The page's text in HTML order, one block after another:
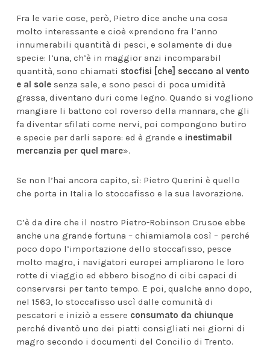
Fra le varie cose, però, Pietro dice anche una cosa
molto interessante e cioè «prendono fra l’anno
innumerabili quantità di pesci, e solamente di due
specie: l’una, ch’è in maggior anzi incomparabil
quantità, sono chiamati stocfisi [che] seccano al vento
e al sole senza sale, e sono pesci di poca umidità
grassa, diventano duri come legno. Quando si vogliono
mangiare li battono col roverso della mannara, che gli
fa diventar sfilati come nervi, poi compongono butiro
e specie per darli sapore: ed è grande e inestimabil
mercanzia per quel mare».
Se non l’hai ancora capito, sì: Pietro Querini è quello
che porta in Italia lo stoccafisso e la sua lavorazione.
C’è da dire che il nostro Pietro-Robinson Crusoe ebbe
anche una grande fortuna – chiamiamola così – perché
poco dopo l’importazione dello stoccafisso, pesce
molto magro, i navigatori europei ampliarono le loro
rotte di viaggio ed ebbero bisogno di cibi capaci di
conservarsi per tanto tempo. E poi, qualche anno dopo,
nel 1563, lo stoccafisso uscì dalle comunità di
pescatori e iniziò a essere consumato da chiunque
perché diventò uno dei piatti consigliati nei giorni di
magro secondo i documenti del Concilio di Trento.